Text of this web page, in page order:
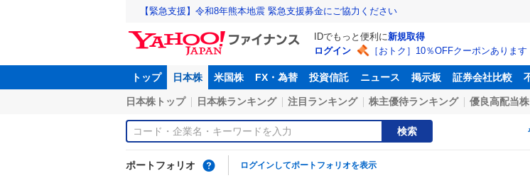
【緊急支援】令和8年熊本地震 緊急支援募金にご協力ください
IDでもっと便利に新規取得
ログイン
［おトク］10％OFFクーポンあります
トップ 日本株 米国株 FX・為替 投資信託 ニュース 掲示板 証券会社比較
日本株トップ 日本株ランキング 注目ランキング 株主優待ランキング 優良高配当株
検索
ポートフォリオ ログインしてポートフォリオを表示